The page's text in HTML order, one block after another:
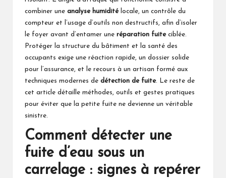
combiner une analyse humiditélocale, un contrôle du
compteur et l’usage d’outils non destructifs, afin d’isoler
le foyer avant d’entamer une réparation fuiteciblée.
Protéger la structure du bâtiment et la santé des
occupants exige une réaction rapide, un dossier solide
pour l’assurance, et le recours à un artisan formé aux
techniques modernes de détection de fuite. Le reste de
cet article détaille méthodes, outils et gestes pratiques
pour éviter que la petite fuite ne devienne un véritable
sinistre.
Comment détecter une
fuite d’eau sous un
carrelage : signes à repérer